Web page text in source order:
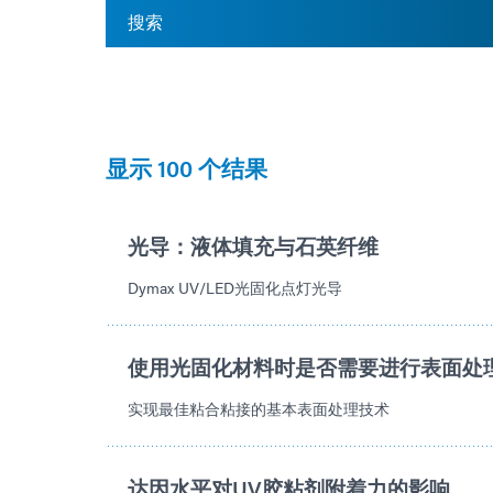
显示 100 个结果
光导：液体填充与石英纤维
Dymax UV/LED光固化点灯光导
使用光固化材料时是否需要进行表面处
实现最佳粘合粘接的基本表面处理技术